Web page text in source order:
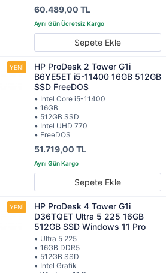
60.489,00 TL
Sepete Ekle
HP ProDesk 2 Tower G1i
B6YE5ET i5-11400 16GB 512GB
SSD FreeDOS
• Intel Core i5-11400
• 16GB
• 512GB SSD
• Intel UHD 770
• FreeDOS
51.719,00 TL
Sepete Ekle
HP ProDesk 4 Tower G1i
D36TQET Ultra 5 225 16GB
512GB SSD Windows 11 Pro
• Ultra 5 225
• 16GB DDR5
• 512GB SSD
• Intel Grafik